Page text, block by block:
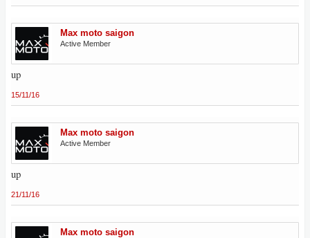
Max moto saigon
Active Member
up
15/11/16
Max moto saigon
Active Member
up
21/11/16
Max moto saigon